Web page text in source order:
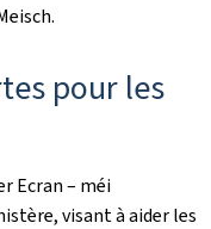
pour les
Ecran – méi
visant à aider les